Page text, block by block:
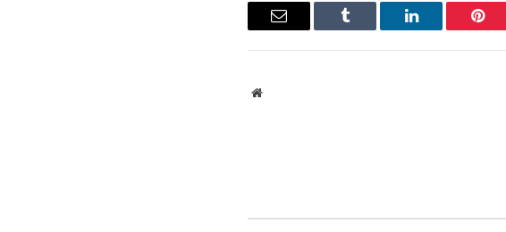
بينتيريستلينكدإن Tumblr
البريد
موقع